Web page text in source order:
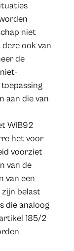
niet
ook van
de
aan die van
WIB92
het voor
voorziet
van de
van een
belast
die analoog
185/2